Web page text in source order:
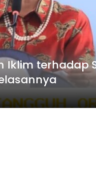
Iklim terhadap